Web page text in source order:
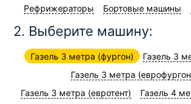
Рефрижераторы
Бортовые машины
2. Выберите машину:
Газель 3 метра (фургон)
Газель 3
Газель 3 метра
Газель 3 метра (евротент)
Газель 4